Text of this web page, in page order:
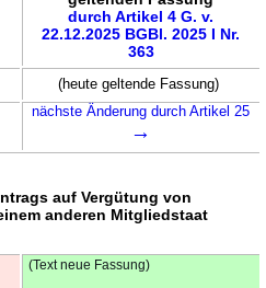
durch Artikel 4 G. v.
22.12.2025 BGBl. 2025 I Nr.
363
(heute geltende Fassung)
nächste Änderung durch Artikel 25
→
auf Vergütung von
anderen Mitgliedstaat
(Text neue Fassung)